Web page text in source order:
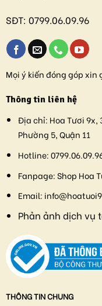
SĐT: 0799.06.09.96
Mọi ý kiến đóng góp xin
Thông tin liên hệ
Địa chỉ: Hoa Tươi 9x,
Phường 5, Quận 11
Hotline:
Fanpage:Shop Hoa
Email:
Phản ảnh dịch vụ
THÔNG TIN CHUNG